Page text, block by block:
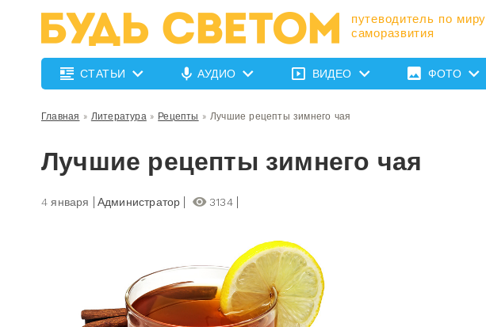
путеводитель по миру
саморазвития
СТАТЬИ АУДИО ВИДЕО ФОТО
Главная » Литература» Рецепты » Лучшие рецепты зимнего чая
Лучшие рецепты зимнего чая
4 января Администратор 3134